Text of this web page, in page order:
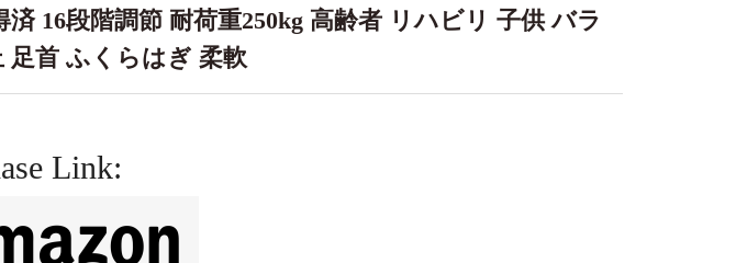
16段階調節 耐荷重250kg 高齢者 リハビリ 子供 バラ
足首 ふくらはぎ 柔軟
Link: